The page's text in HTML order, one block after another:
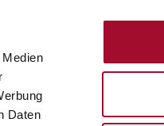
Daten
SERVICE